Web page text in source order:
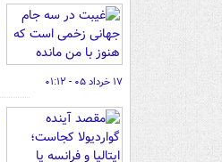
۱۷ خرداد ۰۵ - ۰۱:۱۲